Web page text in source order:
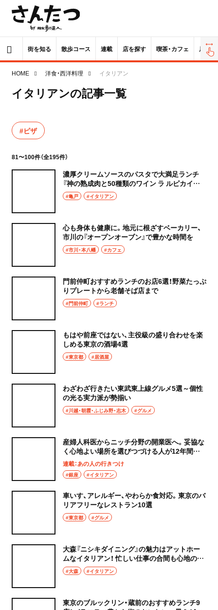
街を知る 散歩コース 連載 店を探す 喫茶・カフェ 居酒屋
HOME 洋食・西洋料理 イタリアン
イタリアンの記事一覧
#ピザ
81〜100件（全195件）
濃厚クリームソースのパスタで大満足ランチ
『神の熟成肉と50種類のワイン ラ ルピカイア
亀戸』
#亀戸 #イタリアン
心も身体も健康に。地元に根ざすベーカリー、
市川の『オープンオーブン』で豊かな時間を
#市川・本八幡 #カフェ
門前仲町おすすめランチのお店6選！野菜たっぷ
りプレートから老舗そば店まで
#門前仲町 #ランチ
もはや前座ではない、主役級の盛り合わせを楽
しめる東京の酒場4選
#東京都 #居酒屋
わざわざ行きたい東武東上線グルメ5選～個性
の光る実力派が勢揃い
#川越・朝霞・ふじみ野・志木 #グルメ
産婦人科医からニッチ分野の開業医へ。妥協な
く心地よい場所を選びつづける人が12年間通
うイタリアン『GINZA TAPPO』
連載：あの人の行きつけ
#銀座 #イタリアン
車いす、アレルギー、やわらか食対応。東京のバ
リアフリーなレストラン10選
#東京都 #グルメ
大森『ニシキダイニング』の魅力はアットホー
ムなイタリアン！ 忙しい仕事の合間も心地の良
い空間でランチタイム！
#大森 #イタリアン
東京のブルックリン・蔵前のおすすめランチ9